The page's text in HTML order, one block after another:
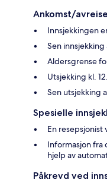
Ankomst/avreise
Innsjekkingen
Sen
Aldersgrense
Utsjekking kl.
Sen utsjekking
Spesielle
En resepsjonist
Informasjon fra
hjelp av
Påkrevd ved